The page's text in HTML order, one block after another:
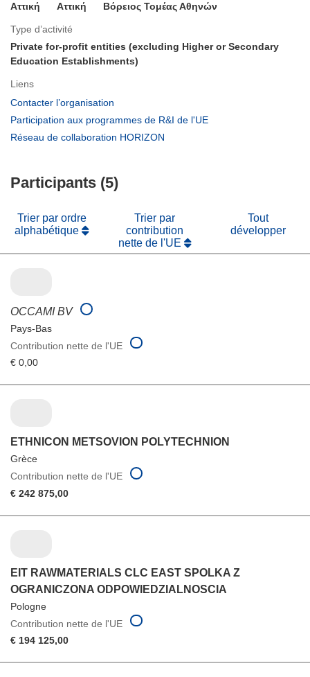
Αττική
Aττική Βόρειος Τομέας Αθηνών
Type d’activité
Private for-profit entities (excluding Higher or Secondary
Education Establishments)
Liens
Contacter l’organisation
dans
Participation aux programmes de R&I de l'UE
Réseau de collaboration HORIZON
Participants (5)
Trier par ordre
alphabétique
Trier par
contribution
nette de l'UE
Tout
développer
OCCAMI BV
Pays-Bas
Contribution nette de l'UE
€ 0,00
ETHNICON METSOVION POLYTECHNION
Grèce
Contribution nette de l'UE
€ 242 875,00
EIT RAWMATERIALS CLC EAST SPOLKA Z
OGRANICZONA ODPOWIEDZIALNOSCIA
Pologne
Contribution nette de l'UE
€ 194 125,00